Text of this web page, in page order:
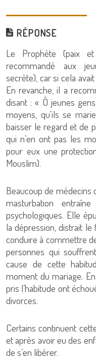
RÉPONSE
Le Prophète (paix
recommandé aux
secrète), car si cela
En revanche, il a
disant : « Ô jeunes
moyens, qu'ils se
baisser le regard et de
qui n’en ont pas les
pour eux une
Mouslim).
Beaucoup de médecins
masturbation
psychologiques. Elle
la dépression, distrait
conduire à commettre
personnes qui
cause de cette
moment du mariage.
pris l’habitude ont
divorces.
Certains continuent
et après avoir eu des
de s’en libérer.